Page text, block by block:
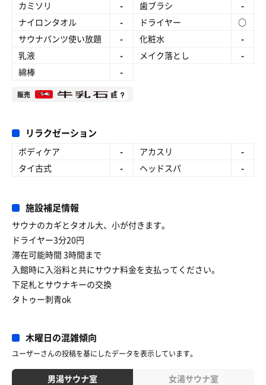
カミソリ
- 歯ブラシ
-
ナイロンタオル
- ドライヤー
○
サウナパンツ使い放題
- 化粧水
-
乳液
- メイク落とし
-
綿棒
-
販売
リラクゼーション
ボディケア - アカスリ
-
タイ古式
- ヘッドスパ -
施設補足情報
サウナのカギとタオル大、小が付きます。
ドライヤー3分20円
滞在可能時間 3時間まで
入館時に入浴料と共にサウナ料金を支払ってください。
下足札とサウナキーの交換
タトゥー刺青ok
木曜日の混雑傾向
ユーザーさんの投稿を基にしたデータを表示しています。
男湯サウナ室 女湯サウナ室